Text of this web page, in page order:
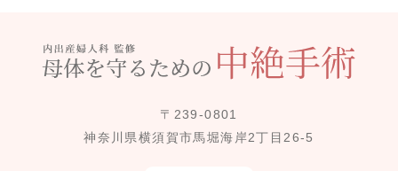
〒239-0801
神奈川県横須賀市馬堀海岸2丁目26-5